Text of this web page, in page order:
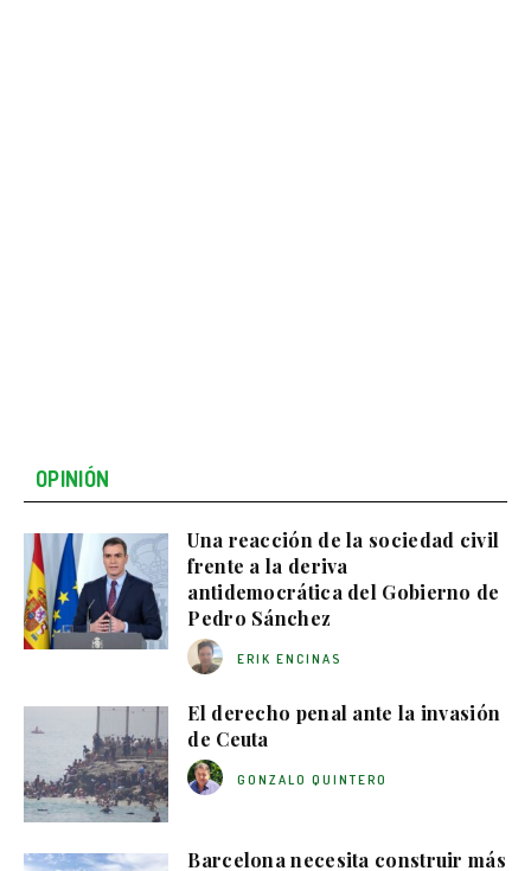
OPINIÓN
Una reacción de la sociedad civil
frente a la deriva
antidemocrática del Gobierno de
Pedro Sánchez
ERIK ENCINAS
El derecho penal ante la invasión
de Ceuta
GONZALO QUINTERO
Barcelona necesita construir más